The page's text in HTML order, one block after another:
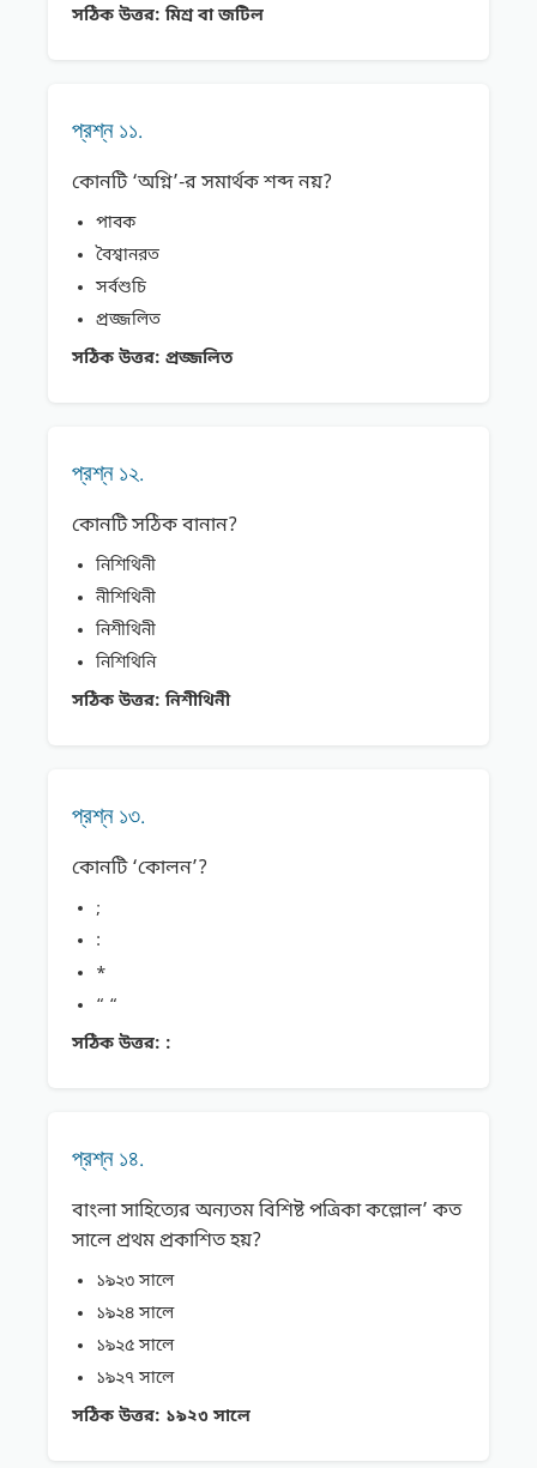
সঠিক উত্তর: মিশ্র বা জটিল
প্রশ্ন ১১.
কোনটি ‘অগ্নি’-র সমার্থক শব্দ নয়?
পাবক
বৈশ্বানরত
সর্বশুচি
প্রজ্জলিত
সঠিক উত্তর: প্রজ্জলিত
প্রশ্ন ১২.
কোনটি সঠিক বানান?
নিশিথিনী
নীশিথিনী
নিশীথিনী
নিশিথিনি
সঠিক উত্তর: নিশীথিনী
প্রশ্ন ১৩.
কোনটি ‘কোলন’?
;
:
*
“ “
সঠিক উত্তর: :
প্রশ্ন ১৪.
বাংলা সাহিত্যের অন্যতম বিশিষ্ট পত্রিকা কল্লোল’ কত
সালে প্রথম প্রকাশিত হয়?
১৯২৩ সালে
১৯২৪ সালে
১৯২৫ সালে
১৯২৭ সালে
সঠিক উত্তর: ১৯২৩ সালে